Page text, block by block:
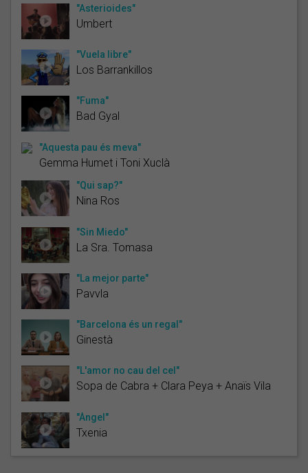
"Asterioides"
Umbert
"Vuela libre"
Los Barrankillos
"Fuma"
Bad Gyal
"Aquesta pau és meva"
Gemma Humet i Toni Xuclà
"Qui sap?"
Nina Ros
"Sin Miedo"
La Sra. Tomasa
"La mejor parte"
Pavvla
"Barcelona és un regal"
Ginestà
"L'amor no cau del cel"
Sopa de Cabra + Clara Peya + Anaïs Vila
"Àngel"
Txenia